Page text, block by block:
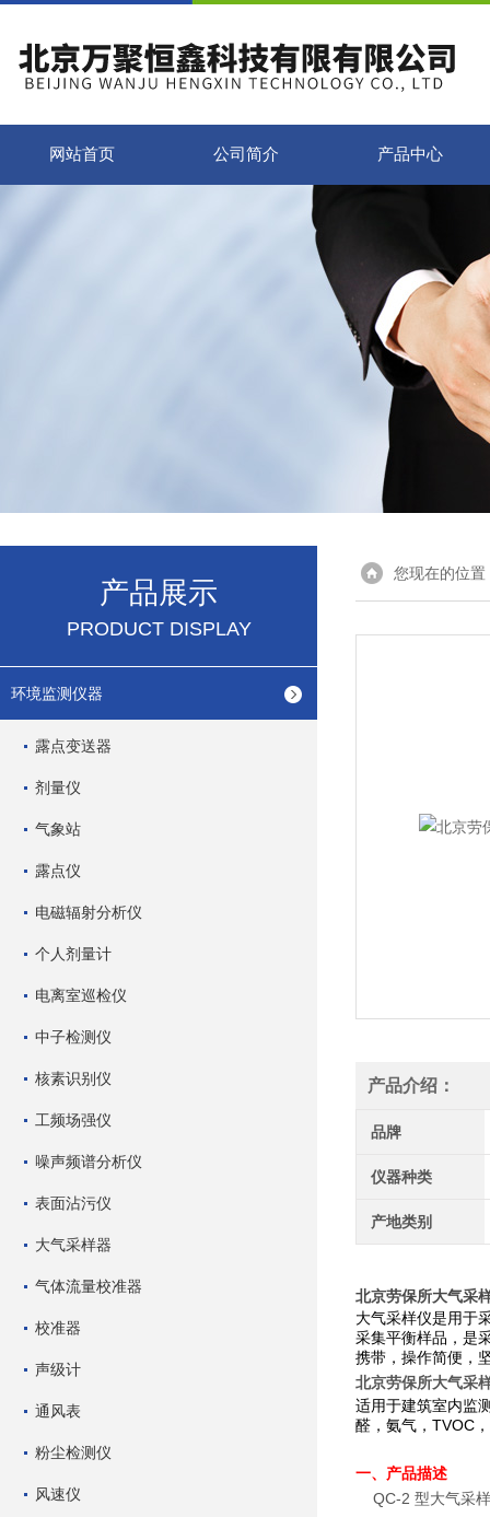
网站首页 公司简介 产品中心
产品展示
PRODUCT DISPLAY
环境监测仪器
露点变送器
剂量仪
气象站
露点仪
电磁辐射分析仪
个人剂量计
电离室巡检仪
中子检测仪
核素识别仪
工频场强仪
噪声频谱分析仪
表面沾污仪
大气采样器
气体流量校准器
校准器
声级计
通风表
粉尘检测仪
风速仪
您现在的位置
产品介绍：
品牌
仪器种类
产地类别
北京劳保所大气采
大气采样仪是用于
采集平衡样品，是
携带，操作简便，
北京劳保所大气采
适用于建筑室内监
醛，氨气，TVOC
一、产品描述
QC-2 型大气采样